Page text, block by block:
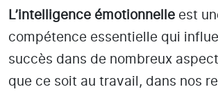
L’intelligence émotionnelle est
compétence essentielle qui
succès dans de nombreux
que ce soit au travail, dans nos